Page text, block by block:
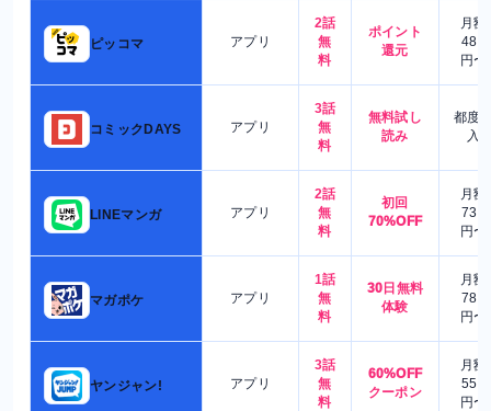
ピッコマ アプリ
2話
無
料
ポイント
還元
月額
480
円〜
コミックDAYS アプリ
3話
無
料
無料試し
読み
都度
入
LINEマンガ アプリ
2話
無
料
初回
70%OFF
月額
730
円〜
マガポケ アプリ
1話
無
料
30日無料
体験
月額
780
円〜
ヤンジャン! アプリ
3話
無
料
60%OFF
クーポン
月額
550
円〜